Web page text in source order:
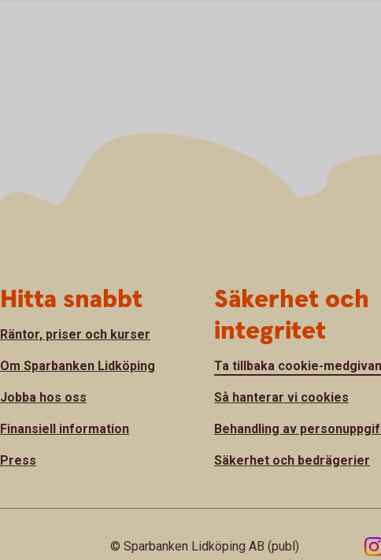
Hitta snabbt
Räntor, priser och kurser
Om Sparbanken Lidköping
Jobba hos oss
Finansiell information
Press
Säkerhet och
integritet
Ta tillbaka cookie-
Så hanterar vi cookies
Behandling av
Säkerhet och bedrägerier
© Sparbanken Lidköping AB (publ)